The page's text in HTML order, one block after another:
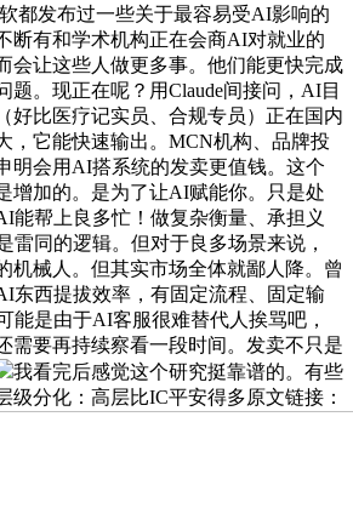
发布过一些关于最容易受AI影响的
断有和学术机构正在会商AI对就业的
会让这些人做更多事。他们能更快完成
题。现正在呢？用Claude间接问，AI目
好比医疗记实员、合规专员）正在国内
，它能快速输出。MCN机构、品牌投
明会用AI搭系统的发卖更值钱。这个
增加的。是为了让AI赋能你。只是处
能帮上良多忙！做复杂衡量、承担义
雷同的逻辑。但对于良多场景来说，
机械人。但其实市场全体就鄙人降。曾
东西提拔效率，有固定流程、固定输
能是由于AI客服很难替代人挨骂吧，
需要再持续察看一段时间。发卖不只是
我看完后感觉这个研究挺靠谱的。有些
级分化：高层比IC平安得多原文链接：